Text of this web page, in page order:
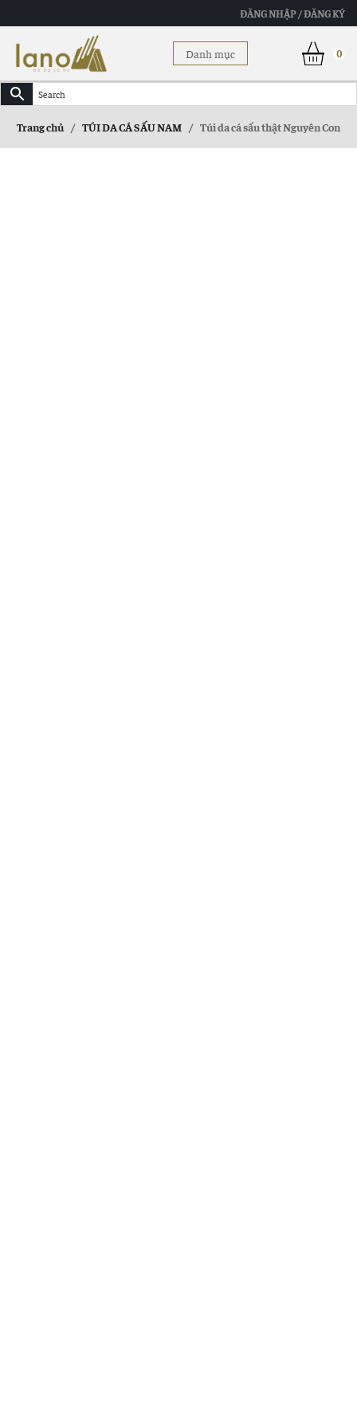
ĐĂNG NHẬP / ĐĂNG KÝ
Danh mục 0
Trang chủ / TÚI DA CÁ SẤU NAM / Túi da cá sấu thật Nguyên Con